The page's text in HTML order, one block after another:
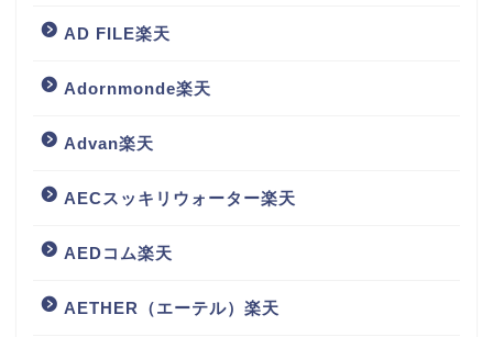
AD FILE楽天
Adornmonde楽天
Advan楽天
AECスッキリウォーター楽天
AEDコム楽天
AETHER（エーテル）楽天